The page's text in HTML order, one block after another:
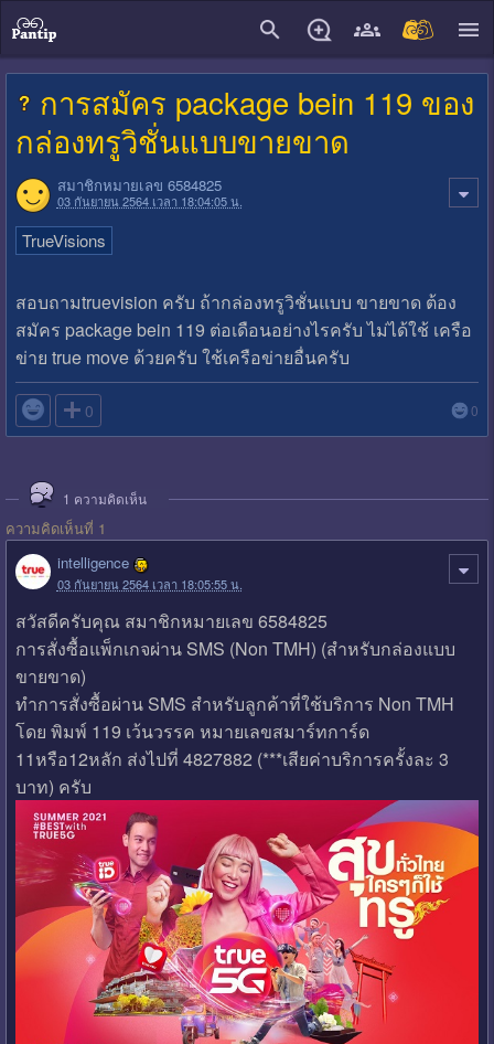
การสมัคร package bein 119 ของ
กล่องทรูวิชั่นแบบขายขาด
สมาชิกหมายเลข 6584825
03 กันยายน 2564 เวลา 18:04:05 น.
TrueVisions
สอบถามtruevision ครับ ถ้ากล่องทรูวิชั่นแบบ ขายขาด ต้อง
สมัคร package bein 119 ต่อเดือนอย่างไรครับ ไม่ได้ใช้ เครือ
ข่าย true move ด้วยครับ ใช้เครือข่ายอื่นครับ
 0 0
1 ความคิดเห็น
ความคิดเห็นที่ 1
intelligence
03 กันยายน 2564 เวลา 18:05:55 น.
สวัสดีครับคุณ สมาชิกหมายเลข 6584825
การสั่งซื้อแพ็กเกจผ่าน SMS (Non TMH) (สำหรับกล่องแบบ
ขายขาด)
ทำการสั่งซื้อผ่าน SMS สำหรับลูกค้าที่ใช้บริการ Non TMH
โดย พิมพ์ 119 เว้นวรรค หมายเลขสมาร์ทการ์ด
11หรือ12หลัก ส่งไปที่ 4827882 (***เสียค่าบริการครั้งละ 3
บาท) ครับ
close